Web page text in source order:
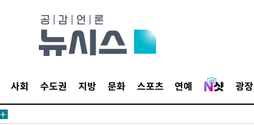
사회 수도권 지방 문화 스포츠 연예 광장